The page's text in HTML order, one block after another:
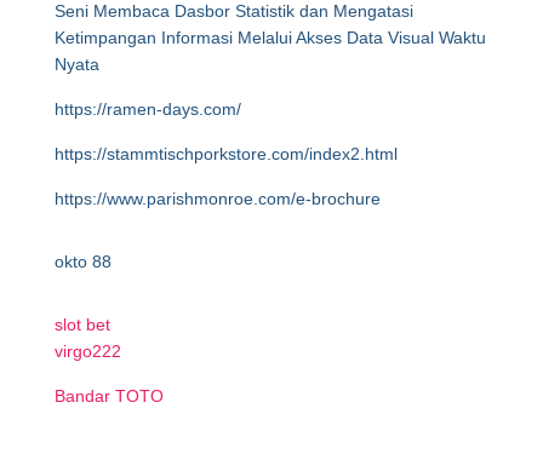
Seni Membaca Dasbor Statistik dan Mengatasi
Ketimpangan Informasi Melalui Akses Data Visual Waktu
Nyata
https://ramen-days.com/
https://stammtischporkstore.com/index2.html
https://www.parishmonroe.com/e-brochure
okto 88
slot bet
virgo222
Bandar TOTO